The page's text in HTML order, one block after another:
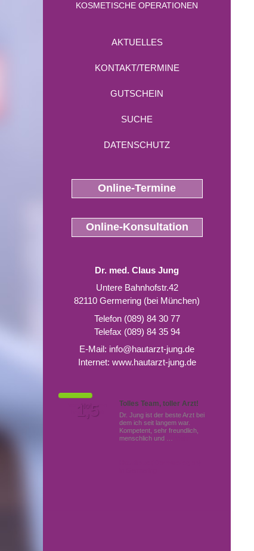
KOSMETISCHE OPERATIONEN
AKTUELLES
KONTAKT/TERMINE
GUTSCHEIN
SUCHE
DATENSCHUTZ
Online-Termine
Online-Konsultation
Dr. med. Claus Jung
Untere Bahnhofstr.42
82110 Germering (bei München)
Telefon (089) 84 30 77
Telefax (089) 84 35 94
E-Mail: info@hautarzt-jung.de
Internet: www.hautarzt-jung.de
Tolles Team, toller Arzt!
Dr. Jung ist der beste Arzt bei
dem ich seit langem war.
Kompetent, sehr freundlich,
menschlich und …
Von Patienten
bewertet mit
Note
1,5